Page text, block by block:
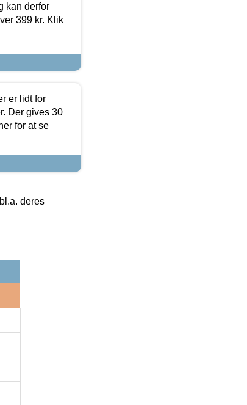
kan derfor
399 kr. Klik
er lidt for
Der gives 30
for at se
deres